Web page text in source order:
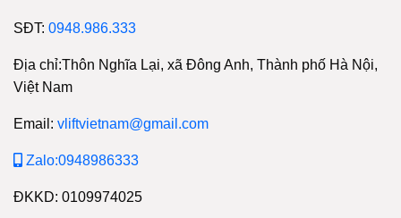
SĐT: 0948.986.333
Địa chỉ:Thôn Nghĩa Lại, xã Đông Anh, Thành phố Hà Nội,
Việt Nam
Email: vliftvietnam@gmail.com
Zalo:0948986333
ĐKKD: 0109974025